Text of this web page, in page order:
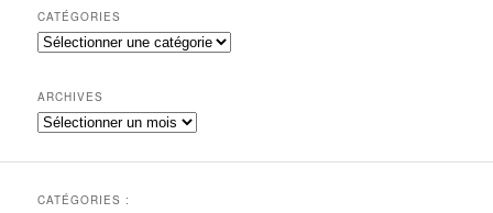
h
e
r
h
e
CATÉGORIES
Catégories
ARCHIVES
Archives
CATÉGORIES :